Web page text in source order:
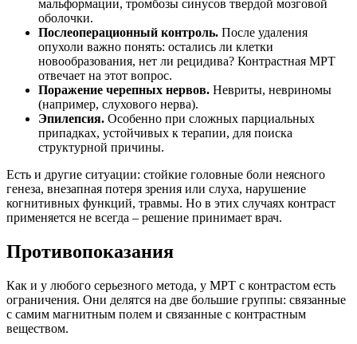
мальформации, тромбозы синусов твердой мозговой
оболочки.
Послеоперационный контроль. После удаления
опухоли важно понять: остались ли клетки
новообразования, нет ли рецидива? Контрастная МРТ
отвечает на этот вопрос.
Поражение черепных нервов. Невриты, невриномы
(например, слухового нерва).
Эпилепсия. Особенно при сложных парциальных
припадках, устойчивых к терапии, для поиска
структурной причины.
Есть и другие ситуации: стойкие головные боли неясного
генеза, внезапная потеря зрения или слуха, нарушение
когнитивных функций, травмы. Но в этих случаях контраст
применяется не всегда – решение принимает врач.
Противопоказания
Как и у любого серьезного метода, у МРТ с контрастом есть
ограничения. Они делятся на две большие группы: связанные
с самим магнитным полем и связанные с контрастным
веществом.